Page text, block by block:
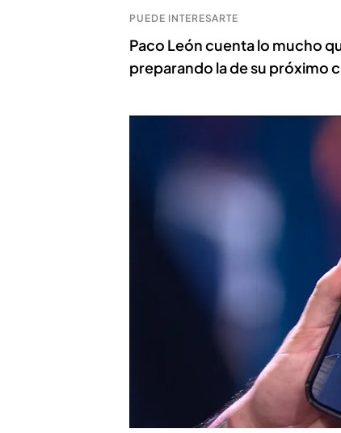
PUEDE INTERESARTE
Paco León cuenta lo mucho
preparando la de su próximo